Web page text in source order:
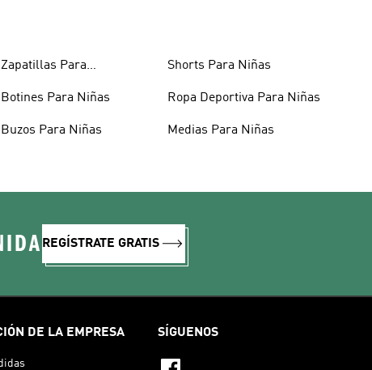
Zapatillas Para
Botines Para Niñas
Buzos Para Niñas
Shorts Para Niñas
Ropa Deportiva Para Niñas
Medias Para Niñas
REGÍSTRATE GRATIS
DE LA EMPRESA SÍGUENOS